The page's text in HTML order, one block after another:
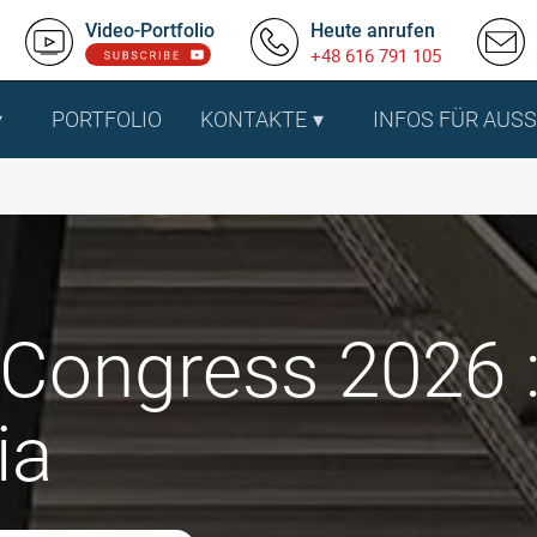
Video-Portfolio Heute anrufen
+48 616 791 105
PORTFOLIO KONTAKTE INFOS FÜR
2026